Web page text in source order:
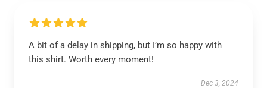
A bit of a delay in shipping, but I’m so happy with
this shirt. Worth every moment!
Dec 3, 2024